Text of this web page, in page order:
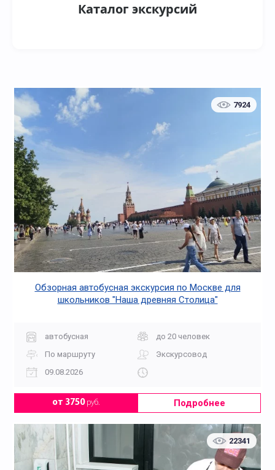
На каникулы На шоколадную фабрику
В аэропорт Агрохолдинг "Московский"
В монастыри В Москва-Сити
Каталог экскурсий
7924
Обзорная автобусная экскурсия по Москве для
школьников "Наша древняя Столица"
автобусная
до 20 человек
По маршруту
Экскурсовод
09.08.2026
от 3750руб. Подробнее
22341